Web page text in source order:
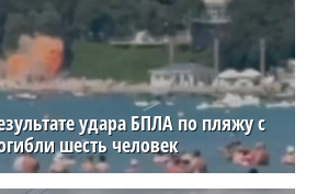
удара БПЛА по пляжу с
шесть человек